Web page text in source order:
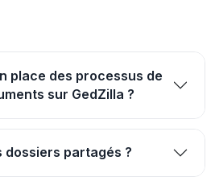
place des processus de
sur GedZilla ?
dossiers partagés ?